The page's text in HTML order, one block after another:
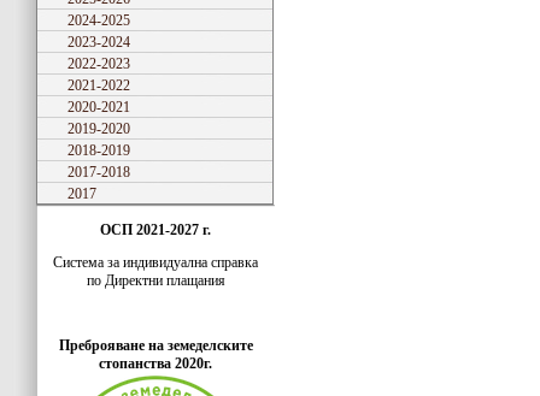
2024-2025
2023-2024
2022-2023
2021-2022
2020-2021
2019-2020
2018-2019
2017-2018
2017
ОСП 2021-2027 г.
Система за индивидуaлна справка
по Директни плащания
Преброяване на земеделските
стопанства 2020г.